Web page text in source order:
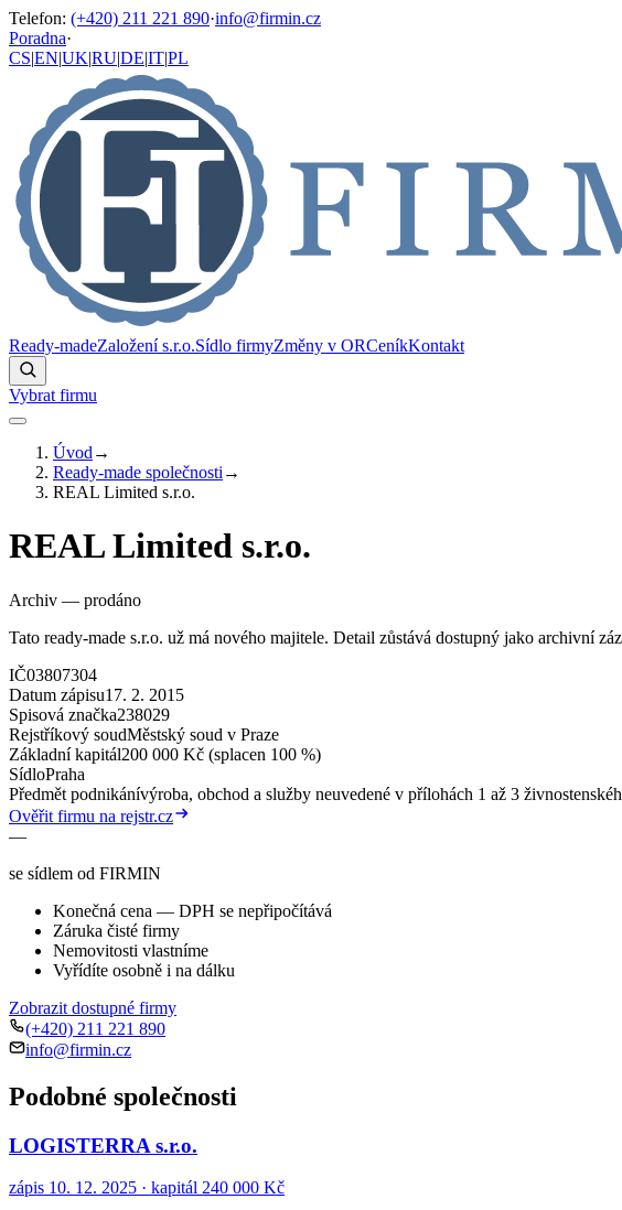
Telefon: (+420) 211 221 890·info@firmin.cz
Poradna·
CS|EN|UK|RU|DE|IT|PL
Ready-madeZaložení s.r.o.Sídlo firmyZměny v ORCeníkKontakt
Vybrat firmu
Úvod →
Ready-made společnosti →
REAL Limited s.r.o.
REAL Limited s.r.o.
Archiv — prodáno
Tato ready-made s.r.o. už má nového majitele. Detail zůstává dostupný jako archivní
IČ03807304
Datum zápisu17. 2. 2015
Spisová značka238029
Rejstříkový soudMěstský soud v Praze
Základní kapitál200 000 Kč (splacen 100 %)
SídloPraha
Předmět podnikánívýroba, obchod a služby neuvedené v přílohách 1 až 3
Ověřit firmu na rejstr.cz
—
se sídlem od FIRMIN
Konečná cena — DPH se nepřipočítává
Záruka čisté firmy
Nemovitosti vlastníme
Vyřídíte osobně i na dálku
Zobrazit dostupné firmy
(+420) 211 221 890
info@firmin.cz
Podobné společnosti
LOGISTERRA s.r.o.
zápis 10. 12. 2025 · kapitál 240 000 Kč